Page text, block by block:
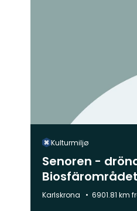
Kulturmiljø
Senoren -
naturlandskap
Kommune:
Karlskrona 6901.81 km